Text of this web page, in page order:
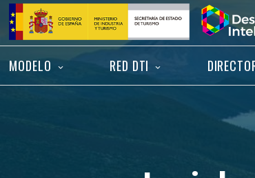
Saltar
contenido
Inicio
MODELO RED DTI